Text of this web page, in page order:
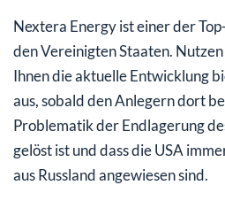
Nextera Energy ist einer der
den Vereinigten Staaten.
Ihnen die aktuelle Entwicklung
aus, sobald den Anlegern dort
Problematik der Endlagerung
gelöst ist und dass die USA
aus Russland angewiesen sind.